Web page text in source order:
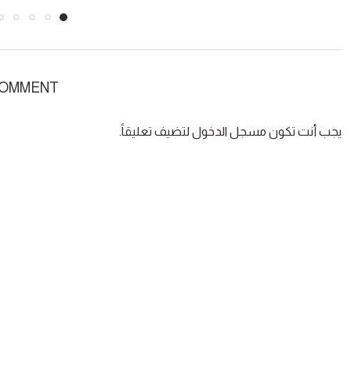
يجب أنت تكون مسجل الدخول لتضيف تعليقاً.